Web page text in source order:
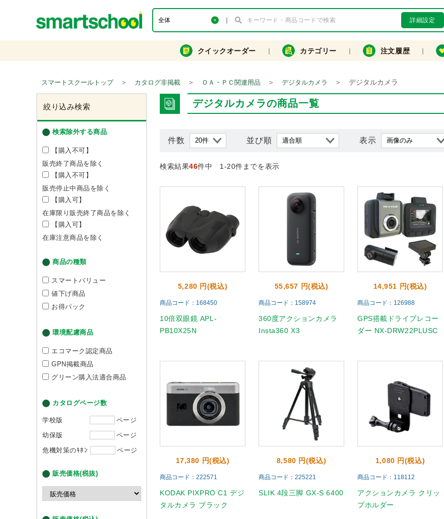
詳細設定
クイックオーダー カテゴリー 注文履歴
スマートスクールトップ ＞ カタログ非掲載 ＞ ＯＡ・ＰＣ関連用品 ＞ デジタルカメラ ＞ デジタルカメラ
絞り込み検索
検索除外する商品
【購入不可】
販売終了商品を除く
【購入不可】
販売停止中商品を除く
【購入可】
在庫限り販売終了商品を除く
【購入可】
在庫注意商品を除く
商品の種類
スマートバリュー
値下げ商品
お得パック
環境配慮商品
エコマーク認定商品
GPN掲載商品
グリーン購入法適合商品
カタログページ数
学校版
ページ
幼保版
ページ
危機対策のｷﾎﾝ
ページ
販売価格(税抜)
デジタルカメラの商品一覧
件数 並び順 表示
検索結果46件中 1-20件までを表示
5,280 円(税込)
商品コード：168450
10倍双眼鏡 APL-
PB10X25N
55,657 円(税込)
商品コード：158974
360度アクションカメラ
Insta360 X3
14,951 円(税込)
商品コード：126988
GPS搭載ドライブレコー
ダー NX-DRW22PLUSC
17,380 円(税込)
商品コード：222571
KODAK PIXPRO C1 デジ
タルカメラ ブラック
8,580 円(税込)
商品コード：225221
SLIK 4段三脚 GX-S 6400
1,080 円(税込)
商品コード：118112
アクションカメラ クリッ
プホルダー